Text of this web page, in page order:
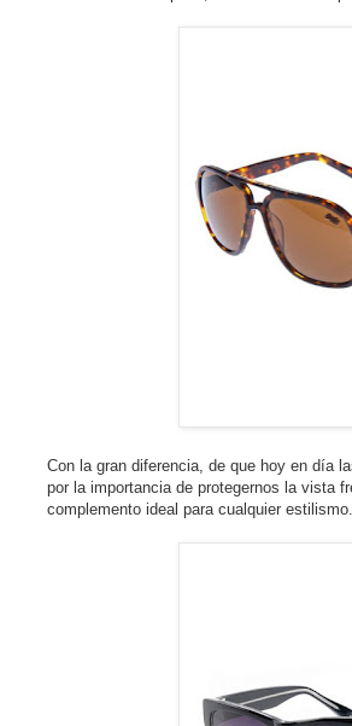
Con la gran diferencia, de que hoy en día
por la importancia de protegernos la vista
complemento ideal para cualquier estilismo.